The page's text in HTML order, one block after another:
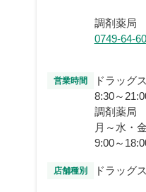
調剤薬局
0749-64-
営業時間
ドラッグ
8:30～
調剤薬局
月～水・
9:00～
店舗種別 ドラッグ